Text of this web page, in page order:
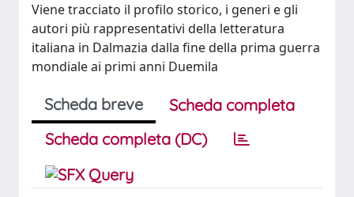
Viene tracciato il profilo storico, i generi e gli
autori più rappresentativi della letteratura
italiana in Dalmazia dalla fine della prima guerra
mondiale ai primi anni Duemila
Scheda breve
Scheda completa
Scheda completa (DC)